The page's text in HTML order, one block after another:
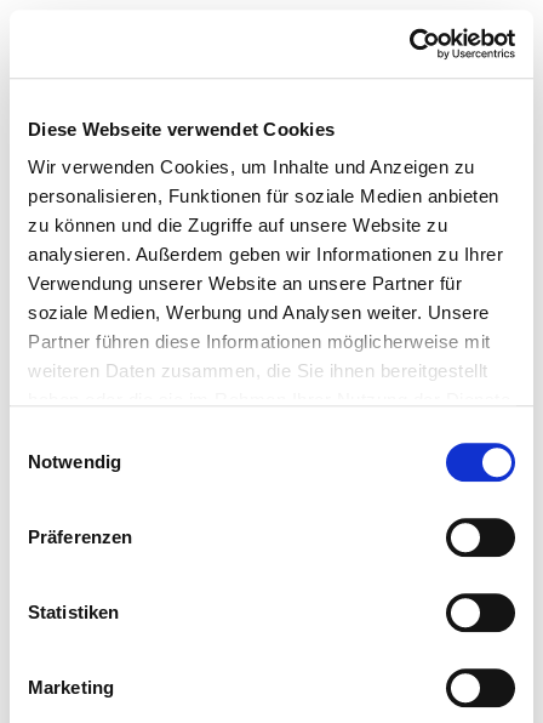
Diese Webseite verwendet Cookies
Wir verwenden Cookies, um Inhalte und Anzeigen zu
personalisieren, Funktionen für soziale Medien anbieten
zu können und die Zugriffe auf unsere Website zu
analysieren. Außerdem geben wir Informationen zu Ihrer
Verwendung unserer Website an unsere Partner für
soziale Medien, Werbung und Analysen weiter. Unsere
Partner führen diese Informationen möglicherweise mit
weiteren Daten zusammen, die Sie ihnen bereitgestellt
Notwendig
Präferenzen
Statistiken
Marketing